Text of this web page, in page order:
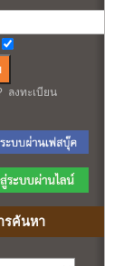
ลงทะเบียน
รค้นหา